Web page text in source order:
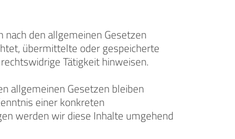
den allgemeinen Gesetzen
übermittelte oder gespeicherte
Tätigkeit hinweisen.
allgemeinen Gesetzen bleiben
einer konkreten
werden wir diese Inhalte umgehend